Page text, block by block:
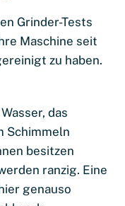
Grinder-Tests
Maschine seit
zu haben.
das
Schimmeln
besitzen
ranzig. Eine
genauso